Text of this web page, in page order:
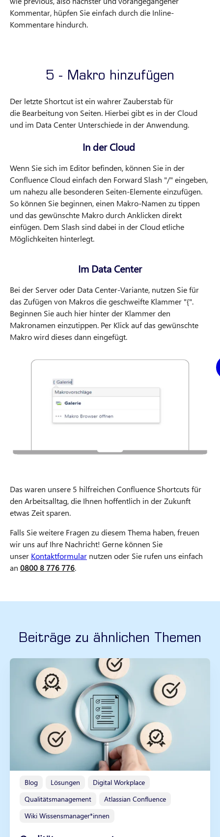
Kommentar, hüpfen Sie einfach durch die Inline-
Kommentare hindurch.
5 - Makro hinzufügen
Der letzte Shortcut ist ein wahrer Zauberstab für
die Bearbeitungvon Seiten. Hierbei gibt es in der Cloud
und im Data Center Unterschiede in der Anwendung.
In der Cloud
Wenn Sie sich im Editor befinden, können Sie in der
Confluence Cloud einfach den Forward Slash "/" eingeben,
um nahezu alle besonderen Seiten-Elemente einzufügen.
So können Sie beginnen, einen Makro-Namen zu tippen
und das gewünschte Makro durch Anklicken direkt
einfügen. Dem Slash sind dabei in der Cloud etliche
Möglichkeiten hinterlegt.
Im Data Center
Bei der Server oder Data Center-Variante, nutzen Sie für
das Zufügen von Makros die geschweifte Klammer "{".
Beginnen Sie auch hier hinter der Klammer den
Makronamen einzutippen. Per Klick auf das gewünschte
Makro wird dieses dann eingefügt.
Das waren unsere 5 hilfreichen Confluence Shortcuts für
den Arbeitsalltag, die Ihnen hoffentlich in der Zukunft
etwas Zeit sparen.
Falls Sie weitere Fragen zu diesem Thema haben, freuen
wir uns auf Ihre Nachricht! Gerne können Sie
unser Kontaktformular nutzen oder Sie rufen uns einfach
an 0800 8 776 776.
Beiträge zu ähnlichen Themen
Blog Lösungen
Digital Workplace
Qualitätsmanagement
Atlassian Confluence
Wiki Wissensmanager*innen